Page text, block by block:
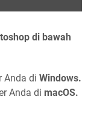
di bawah
Anda di Windows.
Anda di macOS.